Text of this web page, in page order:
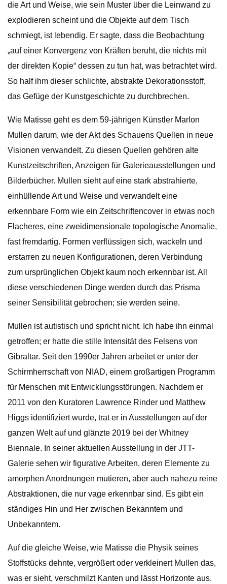
die Art und Weise, wie sein Muster über die Leinwand zu
explodieren scheint und die Objekte auf dem Tisch
schmiegt, ist lebendig. Er sagte, dass die Beobachtung
„auf einer Konvergenz von Kräften beruht, die nichts mit
der direkten Kopie“ dessen zu tun hat, was betrachtet wird.
So half ihm dieser schlichte, abstrakte Dekorationsstoff,
das Gefüge der Kunstgeschichte zu durchbrechen.
Wie Matisse geht es dem 59-jährigen Künstler Marlon
Mullen darum, wie der Akt des Schauens Quellen in neue
Visionen verwandelt. Zu diesen Quellen gehören alte
Kunstzeitschriften, Anzeigen für Galerieausstellungen und
Bilderbücher. Mullen sieht auf eine stark abstrahierte,
einhüllende Art und Weise und verwandelt eine
erkennbare Form wie ein Zeitschriftencover in etwas noch
Flacheres, eine zweidimensionale topologische Anomalie,
fast fremdartig. Formen verflüssigen sich, wackeln und
erstarren zu neuen Konfigurationen, deren Verbindung
zum ursprünglichen Objekt kaum noch erkennbar ist. All
diese verschiedenen Dinge werden durch das Prisma
seiner Sensibilität gebrochen; sie werden seine.
Mullen ist autistisch und spricht nicht. Ich habe ihn einmal
getroffen; er hatte die stille Intensität des Felsens von
Gibraltar. Seit den 1990er Jahren arbeitet er unter der
Schirmherrschaft von NIAD, einem großartigen Programm
für Menschen mit Entwicklungsstörungen. Nachdem er
2011 von den Kuratoren Lawrence Rinder und Matthew
Higgs identifiziert wurde, trat er in Ausstellungen auf der
ganzen Welt auf und glänzte 2019 bei der Whitney
Biennale. In seiner aktuellen Ausstellung in der JTT-
Galerie sehen wir figurative Arbeiten, deren Elemente zu
amorphen Anordnungen mutieren, aber auch nahezu reine
Abstraktionen, die nur vage erkennbar sind. Es gibt ein
ständiges Hin und Her zwischen Bekanntem und
Unbekanntem.
Auf die gleiche Weise, wie Matisse die Physik seines
Stoffstücks dehnte, vergrößert oder verkleinert Mullen das,
was er sieht, verschmilzt Kanten und lässt Horizonte aus.